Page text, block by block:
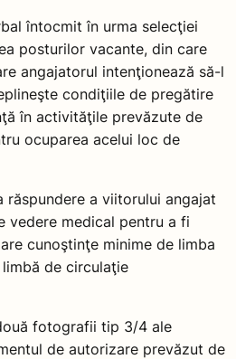
întocmit în urma selecţiei
posturilor vacante, din care
angajatorul intenţionează să-l
condiţiile de pregătire
în activităţile prevăzute de
ocuparea acelui loc de
răspundere a viitorului angajat
vedere medical pentru a fi
cunoştinţe minime de limba
de circulaţie
fotografii tip 3/4 ale
de autorizare prevăzut de